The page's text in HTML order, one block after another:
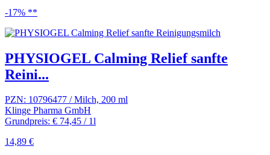
-17% **
PHYSIOGEL Calming Relief sanfte
Reini...
PZN: 10796477 / Milch, 200 ml
Klinge Pharma GmbH
Grundpreis: € 74,45 / 1l
14,89 €